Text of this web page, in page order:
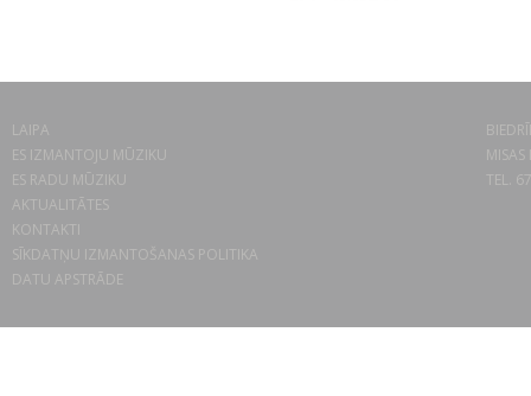
LAIPA
ES IZMANTOJU MŪZIKU
ES RADU MŪZIKU
AKTUALITĀTES
KONTAKTI
SĪKDATŅU IZMANTOŠANAS POLITIKA
DATU APSTRĀDE
TEL.